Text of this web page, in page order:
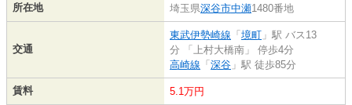
所在地 埼玉県深谷市中瀬1480番地
交通
東武伊勢崎線 「 境町 」駅 バス13
分 「上村大橋南」 停歩4分
高崎線 「 深谷 」駅 徒歩85分
賃料 5.1万円